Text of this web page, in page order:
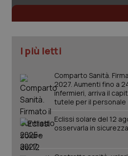
Psoriasi & pelle
Quotidiano Chirurgia
Quotidiano Oncologia
Quotidiano Pediatria
Rene & patologie
I più letti
Comparto Sanità.
2027. Aumenti fino a
infermieri, arriva il
tutele per il personale
Eclissi solare del 12
osservarla in sicurezza
protette del sito. Il sito web non
funzionare correttamente senza
VISITOR_PRIVACY_METADATA